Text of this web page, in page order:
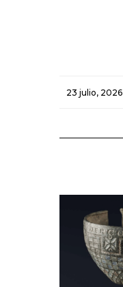
23 julio, 2026